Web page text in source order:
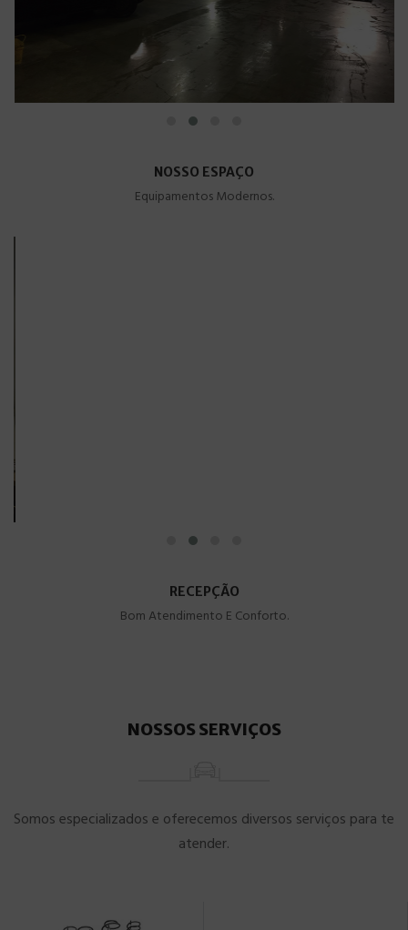
NOSSO ESPAÇO
Equipamentos Modernos.
RECEPÇÃO
Bom Atendimento E Conforto.
NOSSOS SERVIÇOS
Somos especializados e oferecemos diversos serviços para te
atender.